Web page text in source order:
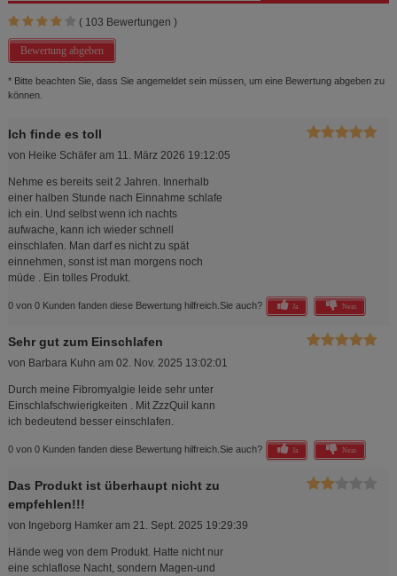
( 103 Bewertungen )
Bewertung abgeben
* Bitte beachten Sie, dass Sie angemeldet sein müssen, um eine Bewertung abgeben zu
können.
Ich finde es toll
von Heike Schäferam 11. März 2026 19:12:05
Nehme es bereits seit 2 Jahren. Innerhalb
einer halben Stunde nach Einnahme schlafe
ich ein. Und selbst wenn ich nachts
aufwache, kann ich wieder schnell
einschlafen. Man darf es nicht zu spät
einnehmen, sonst ist man morgens noch
müde . Ein tolles Produkt.
0 von 0 Kunden fanden diese Bewertung hilfreich. Sie auch? Ja Nein
Sehr gut zum Einschlafen
von Barbara Kuhn am 02. Nov. 2025 13:02:01
Durch meine Fibromyalgie leide sehr unter
Einschlafschwierigkeiten . Mit ZzzQuil kann
ich bedeutend besser einschlafen.
0 von 0 Kunden fanden diese Bewertung hilfreich. Sie auch? Ja Nein
Das Produkt ist überhaupt nicht zu
empfehlen!!!
von Ingeborg Hamkeram 21. Sept. 2025 19:29:39
Hände weg von dem Produkt. Hatte nicht nur
eine schlaflose Nacht, sondern Magen-und